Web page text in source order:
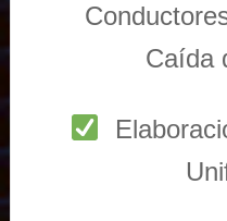
Caída